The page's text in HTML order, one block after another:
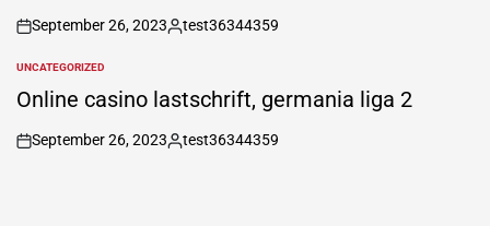
on
September 26, 2023
Posted
test36344359
POSTED
IN
UNCATEGORIZED
Online casino lastschrift, germania liga 2
on
September 26, 2023
Posted
test36344359